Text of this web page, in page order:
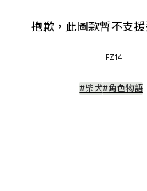
抱歉，此圖款暫不支
FZ14
#柴犬#角色物語